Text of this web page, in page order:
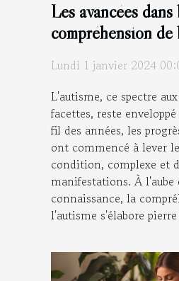
Les avancées dans
compréhension de
Lundi 1 janvier 2024
L'autisme, ce spectre
facettes, reste
fil des années, les
ont commencé à lever
condition, complexe et
manifestations. À l'aube
connaissance, la
l'autisme s'élabore pierre